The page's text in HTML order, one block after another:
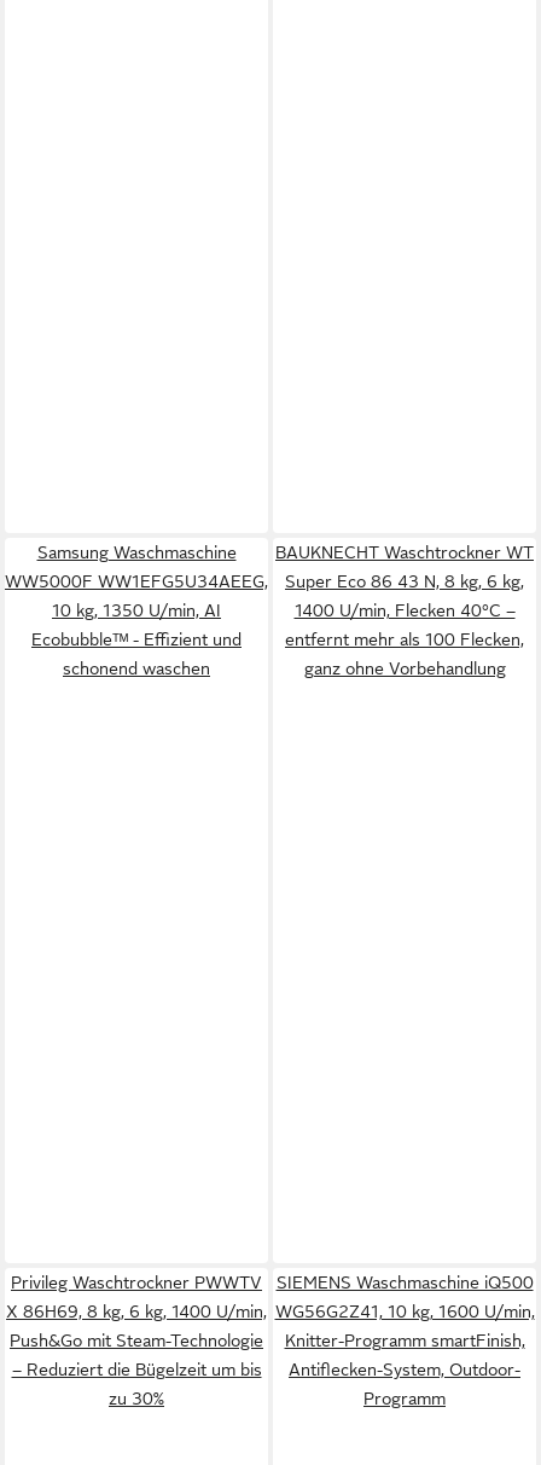
Samsung Waschmaschine
WW5000F WW1EFG5U34AEEG,
10 kg, 1350 U/min, AI
Ecobubbleᵀᴹ - Effizient und
schonend waschen
BAUKNECHT Waschtrockner WT
Super Eco 86 43 N, 8 kg, 6 kg,
1400 U/min, Flecken 40°C –
entfernt mehr als 100 Flecken,
ganz ohne Vorbehandlung
Privileg Waschtrockner PWWTV
X 86H69, 8 kg, 6 kg, 1400 U/min,
Push&Go mit Steam-Technologie
– Reduziert die Bügelzeit um bis
zu 30%
SIEMENS Waschmaschine iQ500
WG56G2Z41, 10 kg, 1600 U/min,
Knitter-Programm smartFinish,
Antiflecken-System, Outdoor-
Programm